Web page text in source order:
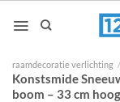
naar
raamdecoratie verlichting /
Konstsmide
boom – 33 cm hoog